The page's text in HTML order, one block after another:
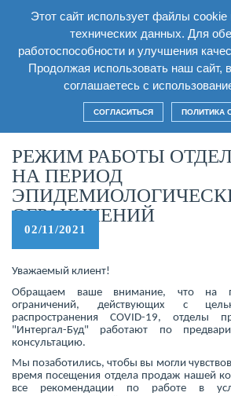
Этот сайт использует файлы
технических данных. Для
работоспособности и улучшения
Продолжая использовать наш сайт,
соглашаетесь с
СОГЛАСИТЬСЯ ПОЛИТИКА
Новости /Режим работы отдела
эпидемиологических ограничений
РЕЖИМ РАБОТЫ
НА ПЕРИОД
ОГРАНИЧЕНИЙ
02/11/2021
Уважаемый клиент!
Обращаем ваше внимание, что на
ограничений, действующих с
распространения COVID-19, отделы
"Интергал-Буд" работают по
консультацию.
Мы позаботились, чтобы вы могли
время посещения отдела продаж нашей
все рекомендации по работе в